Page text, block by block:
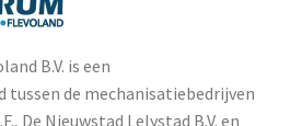
B.V. is een
tussen de mechanisatiebedrijven
De Nieuwstad Lelystad B.V. en